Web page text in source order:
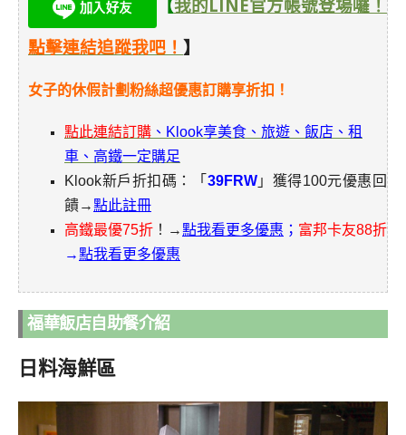
【我的LINE官方帳號登場囉！
點擊連結追蹤我吧！ 】
女子的休假計劃粉絲超優惠訂購享折扣！
點此連結訂購 、Klook享美食、旅遊、飯店、租
車、高鐵一定購足
Klook新戶折扣碼：「 39FRW」獲得100元優惠回
饋→點此註冊
高鐵最優75折 ！→點我看更多優惠 ； 富邦卡友88折
→點我看更多優惠
福華飯店自助餐介紹
日料海鮮區